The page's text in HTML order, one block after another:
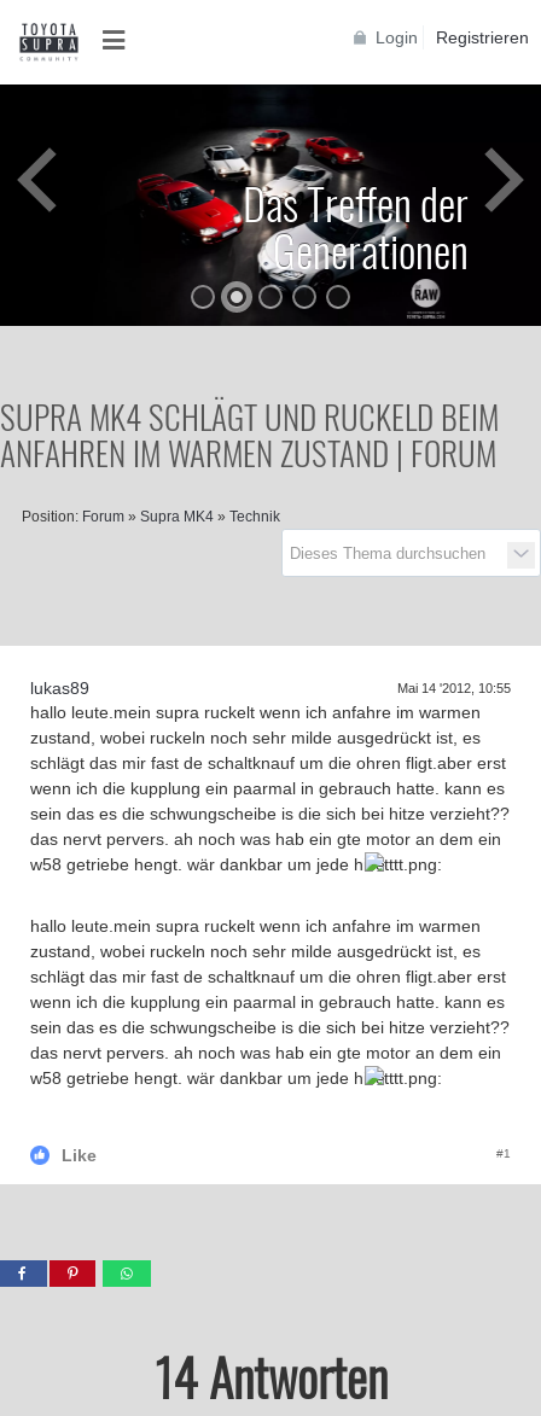
Login Registrieren
D
a
s
T
r
e
f
f
e
n
d
e
r
G
e
n
e
r
a
t
i
o
n
e
n
Das Treffen der
Generationen
SUPRA MK4 SCHLÄGT UND RUCKELD BEIM
ANFAHREN IM WARMEN ZUSTAND | FORUM
Position: Forum » Supra MK4 » Technik
lukas89 Mai 14 '2012, 10:55
hallo leute.mein supra ruckelt wenn ich anfahre im warmen
zustand, wobei ruckeln noch sehr milde ausgedrückt ist, es
schlägt das mir fast de schaltknauf um die ohren fligt.aber erst
wenn ich die kupplung ein paarmal in gebrauch hatte. kann es
sein das es die schwungscheibe is die sich bei hitze verzieht??
das nervt pervers. ah noch was hab ein gte motor an dem ein
w58 getriebe hengt. wär dankbar um jede hilfe..
:
hallo leute.mein supra ruckelt wenn ich anfahre im warmen
zustand, wobei ruckeln noch sehr milde ausgedrückt ist, es
schlägt das mir fast de schaltknauf um die ohren fligt.aber erst
wenn ich die kupplung ein paarmal in gebrauch hatte. kann es
sein das es die schwungscheibe is die sich bei hitze verzieht??
das nervt pervers. ah noch was hab ein gte motor an dem ein
w58 getriebe hengt. wär dankbar um jede hilfe..
:
Like #1
14 Antworten